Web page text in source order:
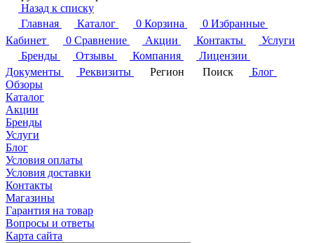
Назад к списку
Главная
Каталог 0 Корзина 0 Избранные
Кабинет
0 Сравнение Акции Контакты
Услуги
Бренды
Отзывы Компания
Лицензии
Документы
Реквизиты Регион Поиск
Блог
Обзоры
Каталог
Акции
Бренды
Услуги
Блог
Условия оплаты
Условия доставки
Контакты
Магазины
Гарантия на товар
Вопросы и ответы
Карта сайта